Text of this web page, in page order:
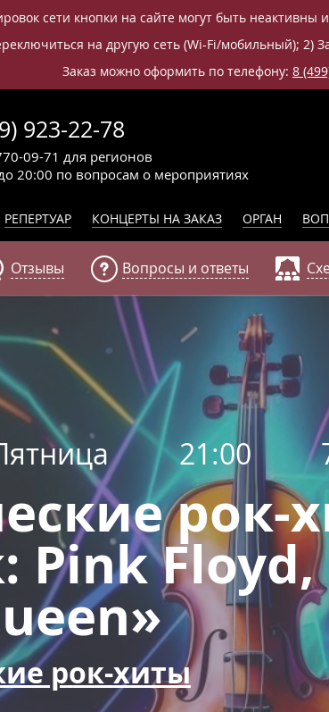
сети кнопки на сайте могут быть неактивны
на другую сеть (Wi-Fi/мобильный); 2)
Заказ можно оформить по телефону: 8
923-22-78
20:00 по вопросам о мероприятиях
09-71 для регионов
РЕПЕРТУАР КОНЦЕРТЫ НА ЗАКАЗ ОРГАН
Отзывы Вопросы и ответы
21:00
рок-
Pink Floyd,
рок-хиты